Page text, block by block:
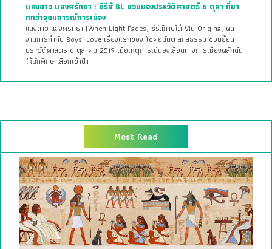
แสงดาว แสงศรัทธา : ซีรีส์ BL ชวนมองประวัติศาสตร์ 6 ตุลา ที่มา
กกว่าอุดมการณ์การเมือง
แสงดาว แสงศรัทธา (When Light Fades) ซีรีส์ภายใต้ Viu Original ผล
งานการกำกับ Boys’ Love เรื่องแรกของ โชคอนันต์ สกุลธรรม ชวนย้อน
ประวัติศาสตร์ 6 ตุลาคม 2519 เมื่อเหตุการณ์นองเลือดทางการเมืองผลักดัน
ให้นักศึกษาเลือกเข้าป่า
Most Read